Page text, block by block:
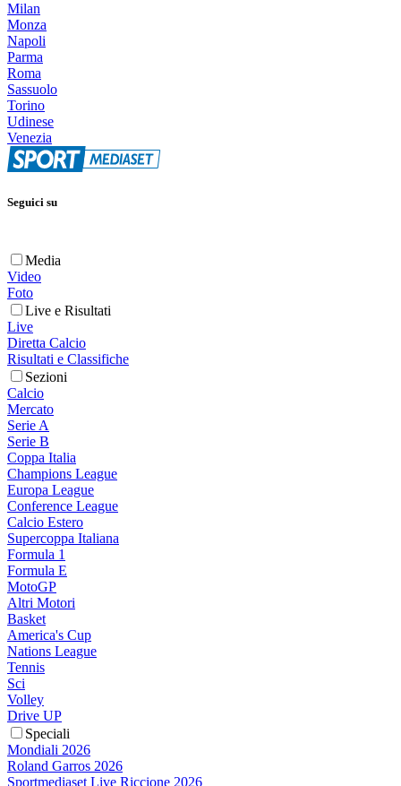
Milan
Monza
Napoli
Parma
Roma
Sassuolo
Torino
Udinese
Venezia
Seguici su
Media
Video
Foto
Live e Risultati
Live
Diretta Calcio
Risultati e Classifiche
Sezioni
Calcio
Mercato
Serie A
Serie B
Coppa Italia
Champions League
Europa League
Conference League
Calcio Estero
Supercoppa Italiana
Formula 1
Formula E
MotoGP
Altri Motori
Basket
America's Cup
Nations League
Tennis
Sci
Volley
Drive UP
Speciali
Mondiali 2026
Roland Garros 2026
Sportmediaset Live Riccione 2026